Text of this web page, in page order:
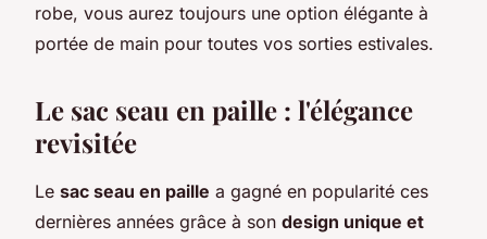
robe, vous aurez toujours une option élégante à
portée de main pour toutes vos sorties estivales.
Le sac seau en paille : l'élégance
revisitée
Le sac seau en paille a gagné en popularité ces
dernières années grâce à son design unique et